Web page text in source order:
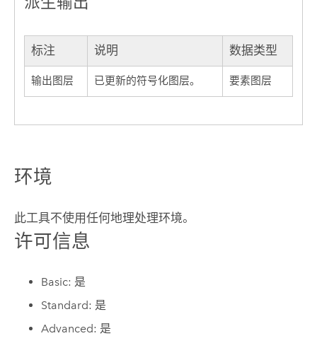
标注 说明 数据类型
输出图层 已更新的符号化图层。 要素图层
环境
此工具不使用任何地理处理环境。
许可信息
Basic: 是
Standard: 是
Advanced: 是